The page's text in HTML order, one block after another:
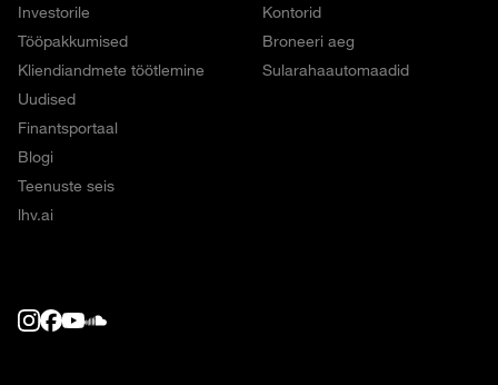
Investorile
Tööpakkumised
Kliendiandmete töötlemine
Uudised
Finantsportaal
Blogi
Teenuste seis
lhv.ai
Kontorid
Broneeri aeg
Sularahaautomaadid